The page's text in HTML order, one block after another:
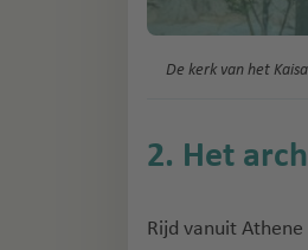
De kerk van het
2. Het
Rijd vanuit